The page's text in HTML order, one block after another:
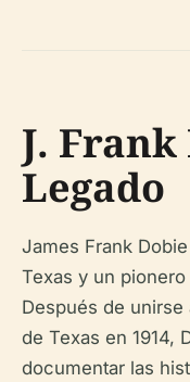
J.
Legado
James Frank
Texas y un
Después de unirse
de Texas en 1914,
documentar las